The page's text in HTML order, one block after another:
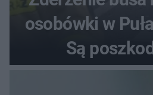
osobówki w
Są